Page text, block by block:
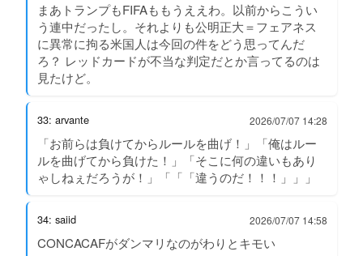
まあトランプもFIFAももうええわ。以前からこうい
う連中だったし。それよりも公明正大＝フェアネス
に異常に拘る米国人は今回の件をどう思ってんだ
ろ？ レッドカードが不当な判定だとか言ってるのは
見たけど。
33: arvante 2026/07/07 14:28
「お前らは負けてからルールを曲げ！」「俺はルー
ルを曲げてから負けた！」「そこに何の違いもあり
ゃしねぇだろうが！」「「「違うのだ！！！」」」
34: saiid 2026/07/07 14:58
CONCACAFがダンマリなのがわりとキモい